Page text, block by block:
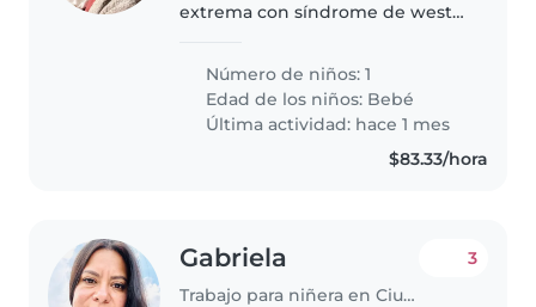
extrema con síndrome de west
medicamentos especiales que
cuenta con una serie de
actividades importante desde
consultas hasta terapia
Número de niños: 1
Edad de los niños: Bebé
Última actividad: hace 1 mes
$83.33/hora
Gabriela
Trabajo para niñera en Ciudad de México
3